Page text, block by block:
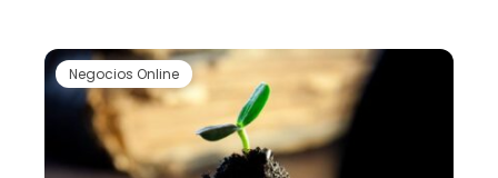
Negocios Online